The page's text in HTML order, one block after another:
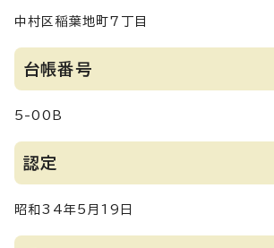
中村区稲葉地町7丁目
台帳番号
5-00B
認定
昭和34年5月19日